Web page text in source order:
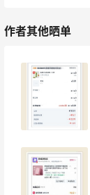
作者其他晒单